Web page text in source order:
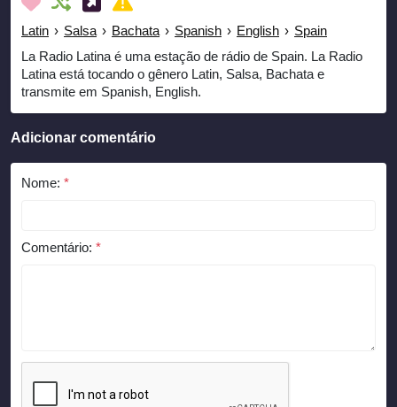
Latin › Salsa › Bachata › Spanish › English › Spain
La Radio Latina é uma estação de rádio de Spain. La Radio
Latina está tocando o gênero Latin, Salsa, Bachata e
transmite em Spanish, English.
Adicionar comentário
Nome: *
Comentário: *